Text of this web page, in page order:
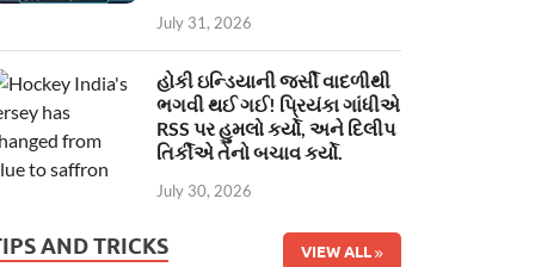
July 31, 2026
હોકી ઇન્ડિયાની જર્સી વાદળીથી
ભગવી થઈ ગઈ! પ્રિયંકા ગાંધીએ
RSS પર હુમલો કર્યો, અને દિલીપ
તિર્કીએ તેનો બચાવ કર્યો.
July 30, 2026
AND TRICKS VIEW ALL